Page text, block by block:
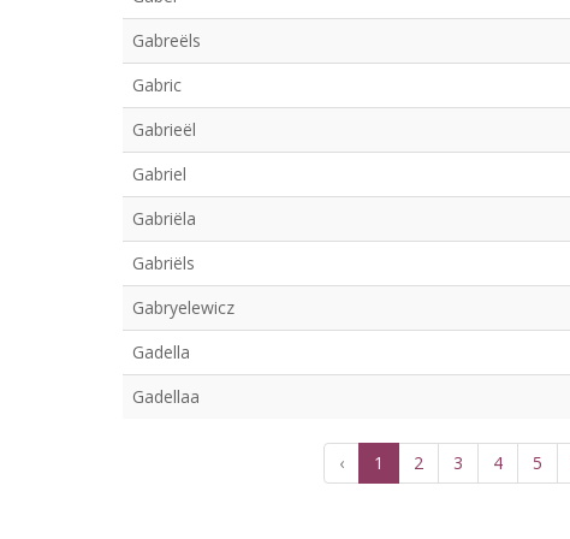
Gabreëls
Gabric
Gabrieël
Gabriel
Gabriëla
Gabriëls
Gabryelewicz
Gadella
Gadellaa
‹ 1 2 3 4 5